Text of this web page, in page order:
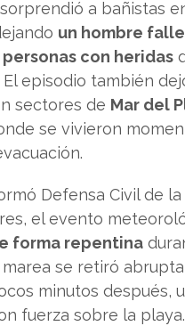
a bañistas
un hombre
personas con heridas
El episodio también
sectores de Mar del
se vivieron
Defensa Civil de
el evento
forma repentina
se retiró
minutos después,
fuerza sobre la